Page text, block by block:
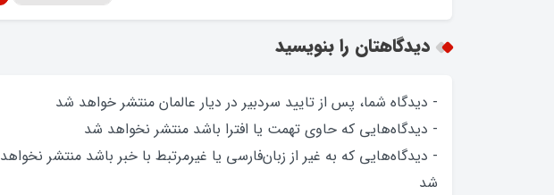
دیدگاهتان را بنویسید
- دیدگاه شما، پس از تایید سردبیر در دیار عالمان منتشر خواهد‌ شد
- دیدگاه‌هایی که حاوی تهمت یا افترا باشد منتشر نخواهد‌ شد
- دیدگاه‌هایی که به غیر از زبان‌فارسی یا غیرمرتبط با خبر باشد منتشر نخواهد‌
شد